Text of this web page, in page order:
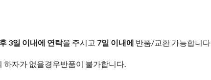
3일 이내에 연락을 주시고 7일 이내에 반품/교환 가능합니다
하자가 없을경우반품이 불가합니다.